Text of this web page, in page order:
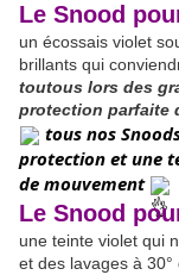
Le Snood
un écossais violet
brillants qui
toutous lors des
protection parfaite
tous nos
protection et une
de mouvement
Le Snood
une teinte violet qui
et des lavages à 30°